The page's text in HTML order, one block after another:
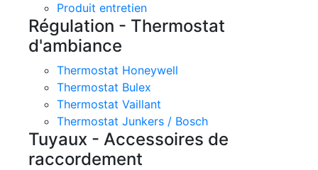
Produit entretien
Régulation - Thermostat
d'ambiance
Thermostat Honeywell
Thermostat Bulex
Thermostat Vaillant
Thermostat Junkers / Bosch
Tuyaux - Accessoires de
raccordement